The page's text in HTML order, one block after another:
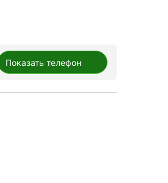
Показать телефон